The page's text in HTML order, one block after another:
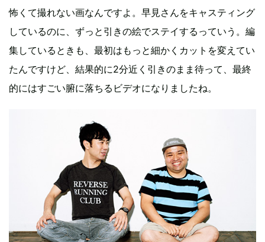
怖くて撮れない画なんですよ。早見さんをキャスティング
しているのに、ずっと引きの絵でステイするっていう。編
集しているときも、最初はもっと細かくカットを変えてい
たんですけど、結果的に2分近く引きのまま待って、最終
的にはすごい腑に落ちるビデオになりましたね。